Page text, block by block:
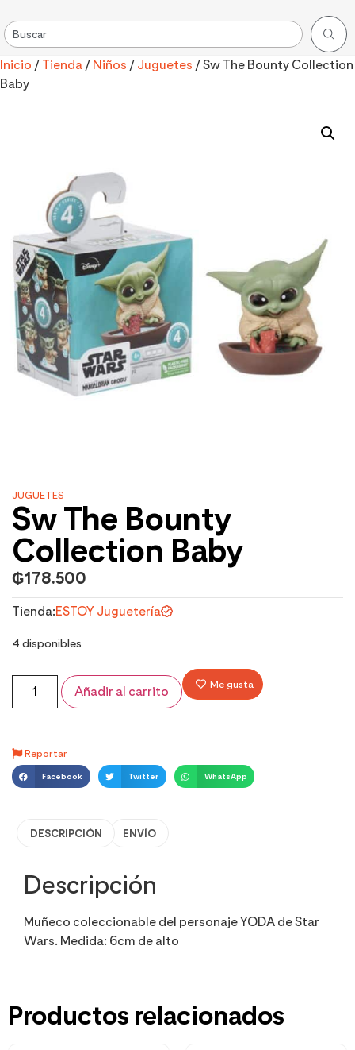
Inicio / Tienda / Niños / Juguetes / Sw The Bounty Collection
Baby
JUGUETES
Sw The Bounty
Collection Baby
₲178.500
Tienda:ESTOY Juguetería
4 disponibles
Añadir al carrito Me gusta
Reportar
Facebook Twitter WhatsApp
DESCRIPCIÓN ENVÍO
Descripción
Muñeco coleccionable del personaje YODA de Star
Wars. Medida: 6cm de alto
Productos relacionados